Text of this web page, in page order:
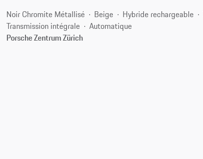
Noir Chromite Métallisé Beige Hybride rechargeable
Transmission intégrale
Automatique
Porsche Zentrum Zürich